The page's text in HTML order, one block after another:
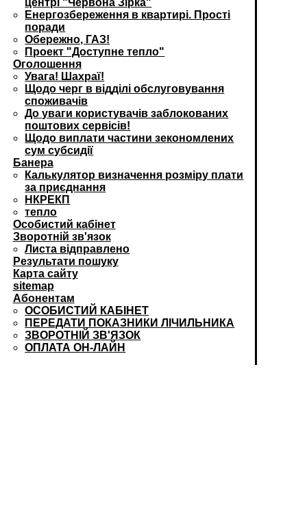
центрі "Червона Зірка"
Енергозбереження в квартирі. Прості
поради
Обережно, ГАЗ!
Проект "Доступне тепло"
Оголошення
Увага! Шахраї!
Щодо черг в відділі обслуговування
споживачів
До уваги користувачів заблокованих
поштових сервісів!
Щодо виплати частини зекономлених
сум субсидії
Банера
Калькулятор визначення розміру плати
за приєднання
НКРЕКП
тепло
Особистий кабінет
Зворотній зв'язок
Листа відправлено
Результати пошуку
Карта сайту
sitemap
Абонентам
ОСОБИСТИЙ КАБІНЕТ
ПЕРЕДАТИ ПОКАЗНИКИ ЛІЧИЛЬНИКА
ЗВОРОТНІЙ ЗВ'ЯЗОК
ОПЛАТА ОН-ЛАЙН